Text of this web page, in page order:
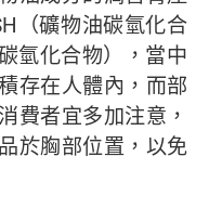
（礦物油碳氫化合
氫化合物），當中
存在人體內，而部
費者宜多加注意，
於胸部位置，以免